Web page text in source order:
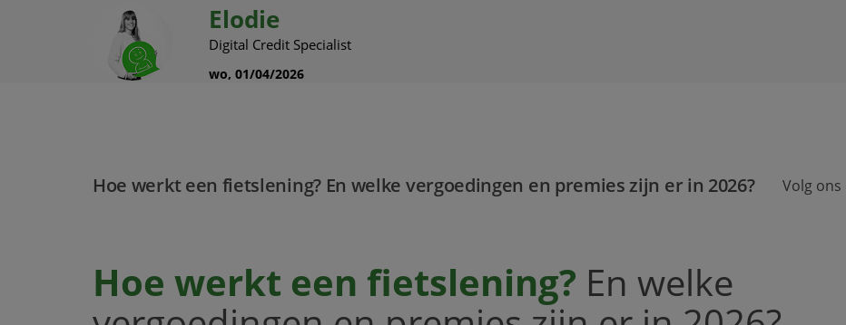
Elodie
Digital Credit Specialist
wo, 01/04/2026
Hoe werkt een fietslening? En welke vergoedingen en premies zijn er in 2026?
Hoe werkt een fietslening? En welke
Volg ons